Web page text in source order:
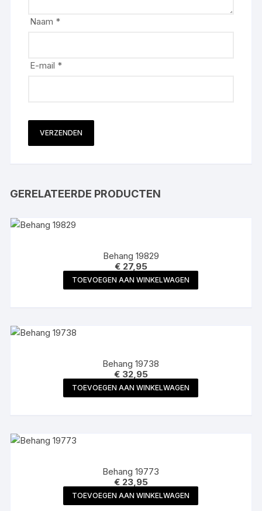
Naam *
E-mail *
GERELATEERDE PRODUCTEN
Behang 19829
€27,95
TOEVOEGEN AAN WINKELWAGEN
Behang 19738
€32,95
TOEVOEGEN AAN WINKELWAGEN
Behang 19773
€23,95
TOEVOEGEN AAN WINKELWAGEN